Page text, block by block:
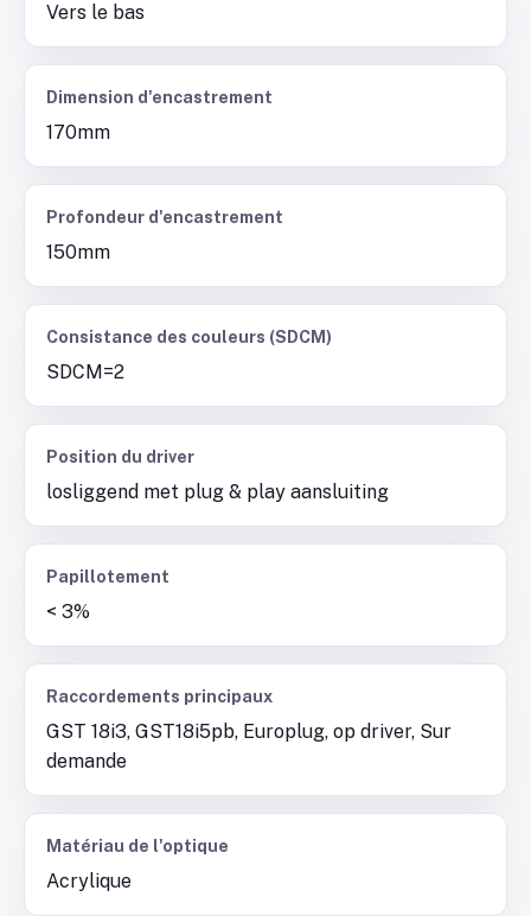
Vers le bas
Dimension d'encastrement
170mm
Profondeur d'encastrement
150mm
Consistance des couleurs (SDCM)
SDCM=2
Position du driver
losliggend met plug & play aansluiting
Papillotement
< 3%
Raccordements principaux
GST 18i3, GST18i5pb, Europlug, op driver, Sur
demande
Matériau de l'optique
Acrylique